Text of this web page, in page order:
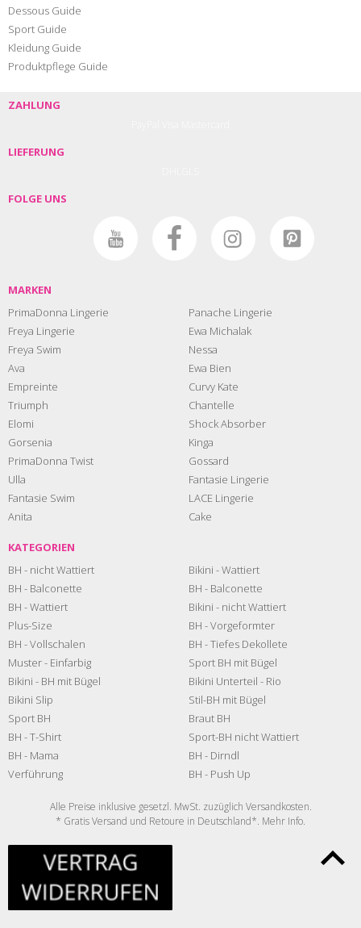
Dessous Guide
Sport Guide
Kleidung Guide
Produktpflege Guide
ZAHLUNG
LIEFERUNG
FOLGE UNS
MARKEN
PrimaDonna Lingerie
Freya Lingerie
Freya Swim
Ava
Empreinte
Triumph
Elomi
Gorsenia
PrimaDonna Twist
Ulla
Fantasie Swim
Anita
Panache Lingerie
Ewa Michalak
Nessa
Ewa Bien
Curvy Kate
Chantelle
Shock Absorber
Kinga
Gossard
Fantasie Lingerie
LACE Lingerie
Cake
KATEGORIEN
BH - nicht Wattiert
BH - Balconette
BH - Wattiert
Plus-Size
BH - Vollschalen
Muster - Einfarbig
Bikini - BH mit Bügel
Bikini Slip
Sport BH
BH - T-Shirt
BH - Mama
Verführung
Bikini - Wattiert
BH - Balconette
Bikini - nicht Wattiert
BH - Vorgeformter
BH - Tiefes Dekollete
Sport BH mit Bügel
Bikini Unterteil - Rio
Stil-BH mit Bügel
Braut BH
Sport-BH nicht Wattiert
BH - Dirndl
BH - Push Up
Alle Preise inklusive gesetzl. MwSt. zuzüglich Versandkosten.
* Gratis Versand und Retoure in Deutschland*. Mehr Info.